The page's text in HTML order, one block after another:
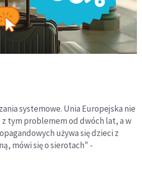
systemowe. Unia Europejska nie
tym problemem od dwóch lat, a w
używa się dzieci z
mówi się o sierotach" -